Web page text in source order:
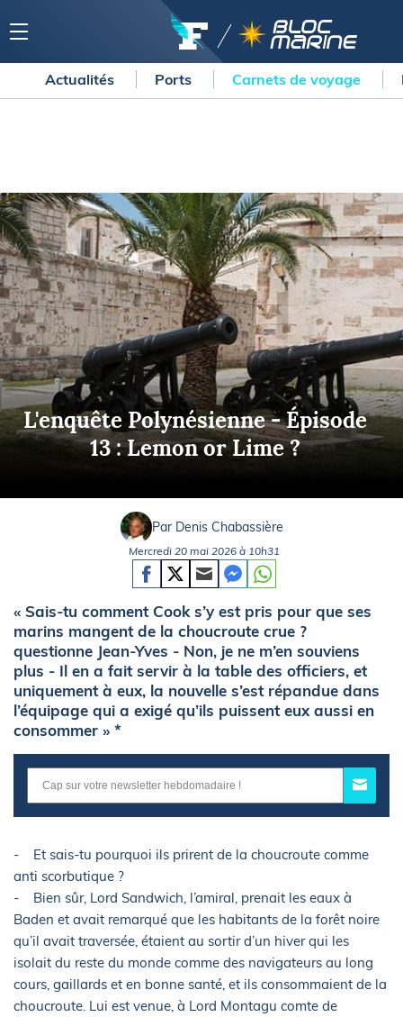
Actualités Ports Carnets de voyage
L'enquête Polynésienne - Épisode
13 : Lemon or Lime ?
Par Denis Chabassière
Mercredi 20 mai 2026 à 10h31
« Sais-tu comment Cook s’y est pris pour que ses
marins mangent de la choucroute crue ?
questionne Jean-Yves - Non, je ne m’en souviens
plus - Il en a fait servir à la table des officiers, et
uniquement à eux, la nouvelle s’est répandue dans
l’équipage qui a exigé qu’ils puissent eux aussi en
consommer » *
- Et sais-tu pourquoi ils prirent de la choucroute comme
anti scorbutique ?
- Bien sûr, Lord Sandwich, l’amiral, prenait les eaux à
Baden et avait remarqué que les habitants de la forêt noire
qu’il avait traversée, étaient au sortir d’un hiver qui les
isolait du reste du monde comme des navigateurs au long
cours, gaillards et en bonne santé, et ils consommaient de la
choucroute. Lui est venue, à Lord Montagu comte de